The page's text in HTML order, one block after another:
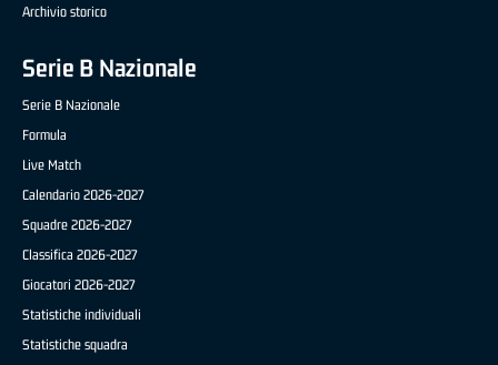
Archivio storico
Serie B Nazionale
Serie B Nazionale
Formula
Live Match
Calendario 2026-2027
Squadre 2026-2027
Classifica 2026-2027
Giocatori 2026-2027
Statistiche individuali
Statistiche squadra